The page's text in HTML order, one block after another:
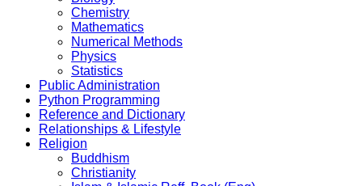
Chemistry
Mathematics
Numerical Methods
Physics
Statistics
Public Administration
Python Programming
Reference and Dictionary
Relationships & Lifestyle
Religion
Buddhism
Christianity